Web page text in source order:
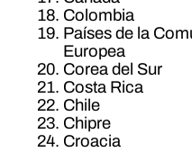
Colombia
Países de la
Europea
Corea del Sur
Costa Rica
Chile
Chipre
Croacia